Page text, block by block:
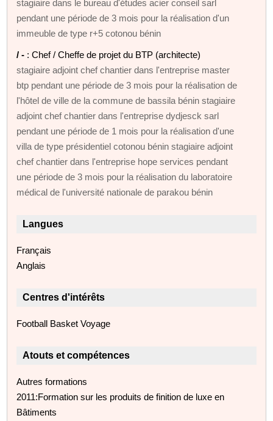
stagiaire dans le bureau d'études acier conseil sarl
pendant une période de 3 mois pour la réalisation d'un
immeuble de type r+5 cotonou bénin
/ - : Chef / Cheffe de projet du BTP (architecte)
stagiaire adjoint chef chantier dans l'entreprise master
btp pendant une période de 3 mois pour la réalisation de
l'hôtel de ville de la commune de bassila bénin stagiaire
adjoint chef chantier dans l'entreprise dydjesck sarl
pendant une période de 1 mois pour la réalisation d'une
villa de type présidentiel cotonou bénin stagiaire adjoint
chef chantier dans l'entreprise hope services pendant
une période de 3 mois pour la réalisation du laboratoire
médical de l'université nationale de parakou bénin
Langues
Français
Anglais
Centres d'intérêts
Football Basket Voyage
Atouts et compétences
Autres formations
2011:Formation sur les produits de finition de luxe en
Bâtiments